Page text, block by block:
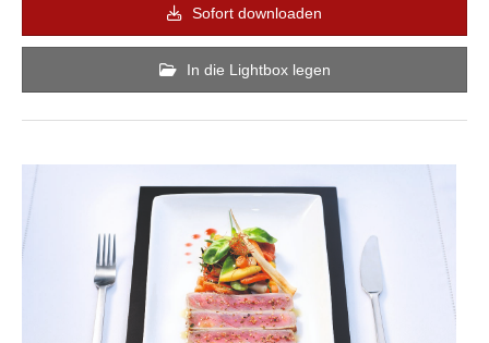
Sofort downloaden
In die Lightbox legen